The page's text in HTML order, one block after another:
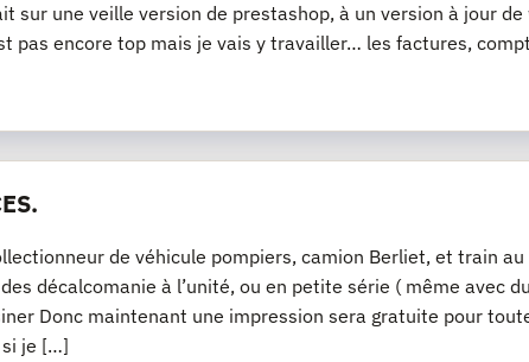
sur une veille version de prestashop, à un version à jour
pas encore top mais je vais y travailler… les factures,
de véhicule pompiers, camion Berliet, et train au
décalcomanie à l’unité, ou en petite série ( même avec
Donc maintenant une impression sera gratuite pour
je […]